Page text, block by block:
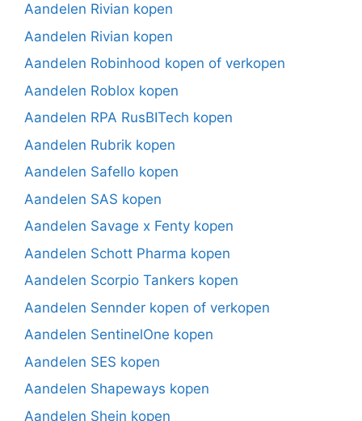
Aandelen Rivian kopen
Aandelen Rivian kopen
Aandelen Robinhood kopen of verkopen
Aandelen Roblox kopen
Aandelen RPA RusBITech kopen
Aandelen Rubrik kopen
Aandelen Safello kopen
Aandelen SAS kopen
Aandelen Savage x Fenty kopen
Aandelen Schott Pharma kopen
Aandelen Scorpio Tankers kopen
Aandelen Sennder kopen of verkopen
Aandelen SentinelOne kopen
Aandelen SES kopen
Aandelen Shapeways kopen
Aandelen Shein kopen